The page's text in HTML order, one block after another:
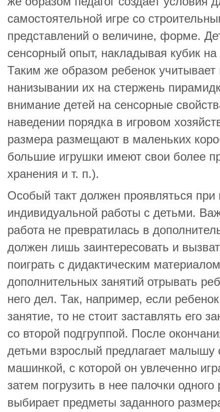
самостоятельной игре со
представлений о величине, форме.
сенсорный опыт, накладывая кубик на
Таким же образом ребенок учитывает
нанизывании их на стержень
внимание детей на сенсорные
наведении порядка в игровом
размера размещают в маленьких
большие игрушки имеют свои более
хранения и т. п.).
Особый такт должен проявляться при
индивидуальной работы с детьми.
работа не превратилась в
должен лишь заинтересовать и
поиграть с дидактическим
дополнительных занятий отрывать
него дел. Так, например, если
занятие, то не стоит заставлять его
со второй подгруппой. После
детьми взрослый предлагает малышу
машинкой, с которой он увлеченно
затем погрузить в нее палочки
выбирает предметы заданного